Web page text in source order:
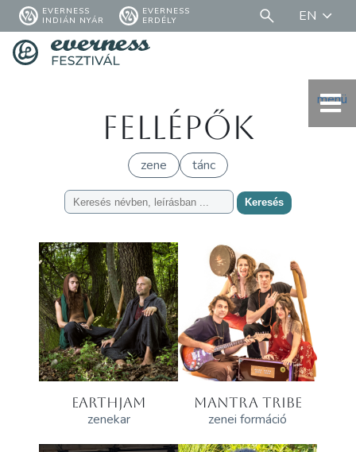
EVERNESS
INDIÁN NYÁR
EVERNESS
ERDÉLY
EN
menü
Fellépők
zene tánc
Keresés
EARTHJAM
zenekar
MANTRA TRIBE
zenei formáció